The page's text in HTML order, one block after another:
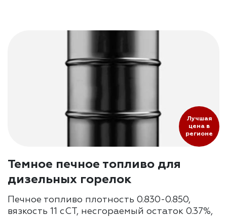
Лучшая
цена в
регионе
Темное печное топливо для
дизельных горелок
Печное топливо плотность 0.830-0.850,
вязкость 11 сСТ, несгораемый остаток 0.37%,